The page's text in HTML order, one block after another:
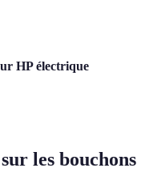
HP électrique
les bouchons